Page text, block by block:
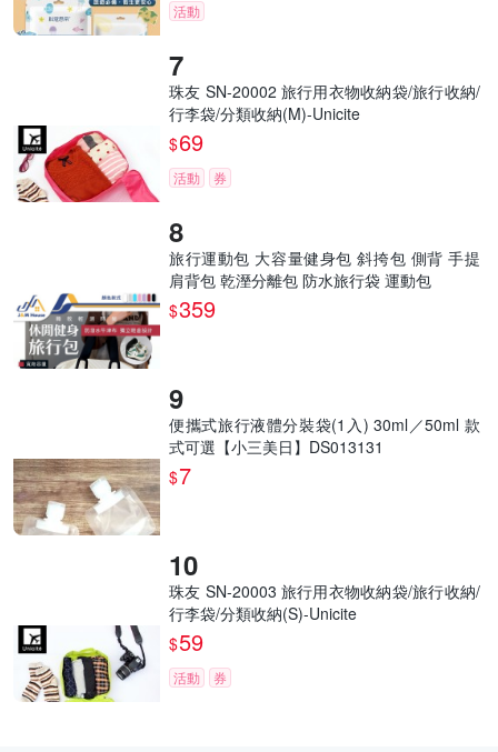
活動
珠友 SN-20002 旅行用衣物收納袋/旅行收納/
行李袋/分類收納(M)-Unicite
$69
活動 券
旅行運動包 大容量健身包 斜挎包 側背 手提
肩背包 乾溼分離包 防水旅行袋 運動包
$359
便攜式旅行液體分裝袋(1入) 30ml／50ml 款
式可選【小三美日】DS013131
$7
珠友 SN-20003 旅行用衣物收納袋/旅行收納/
行李袋/分類收納(S)-Unicite
$59
活動 券